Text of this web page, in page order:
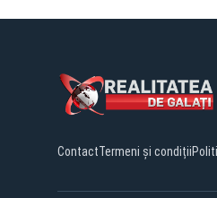
ContactTermeni și condiții